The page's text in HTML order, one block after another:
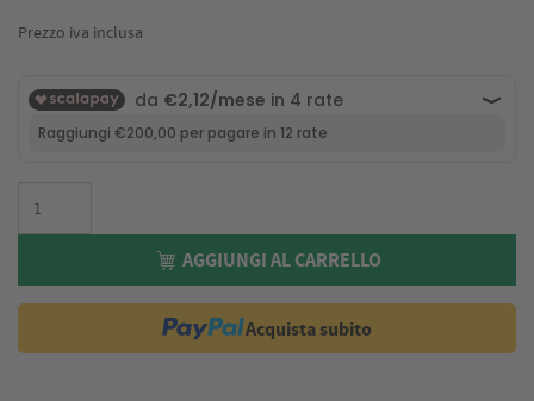
Prezzo iva inclusa
AGGIUNGI AL CARRELLO
Acquista subito